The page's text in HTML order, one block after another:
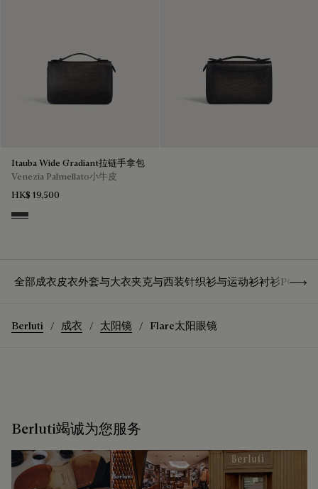
Itauba Wide Gradiant拉链手拿包
Venezia Palmellato小牛皮
HK$ 19,500
Grey Flanel
全部成衣皮衣外套与大衣夹克与西装针织衫与运动衫衬衫POLO
Berluti 成衣 太阳镜 Flare太阳眼镜
Berluti竭诚为您服务